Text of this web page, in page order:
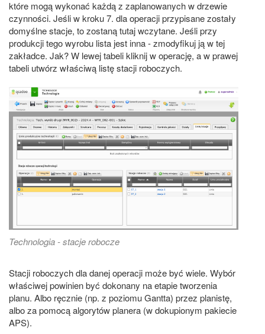
które mogą wykonać każdą z zaplanowanych w drzewie
czynności. Jeśli w kroku 7. dla operacji przypisane zostały
domyślne stacje, to zostaną tutaj wczytane. Jeśli przy
produkcji tego wyrobu lista jest inna - zmodyfikuj ją w tej
zakładce. Jak? W lewej tabeli kliknij w operację, a w prawej
tabeli utwórz właściwą listę stacji roboczych.
Technologia - stacje robocze
Stacji roboczych dla danej operacji może być wiele. Wybór
właściwej powinien być dokonany na etapie tworzenia
planu. Albo ręcznie (np. z poziomu Gantta) przez planistę,
albo za pomocą algorytów planera (w dokupionym pakiecie
APS).